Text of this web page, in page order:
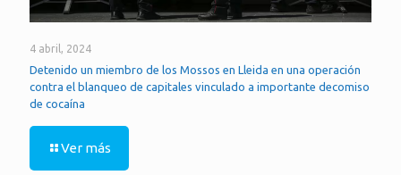
4 abril, 2024
Detenido un miembro de los Mossos en Lleida en una operación
contra el blanqueo de capitales vinculado a importante decomiso
de cocaína
Ver más